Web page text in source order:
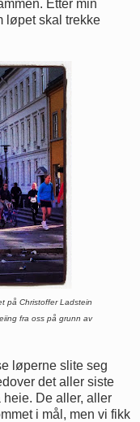
Etter min
løpet skal trekke
på Christoffer Ladstein
fra oss på grunn av
løperne slite seg
det aller siste
heie. De aller, aller
i mål, men vi fikk